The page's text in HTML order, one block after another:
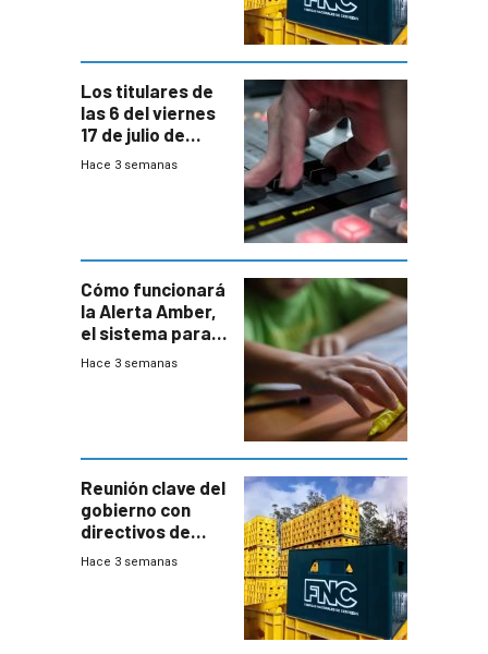
Los titulares de
las 6 del viernes
17 de julio de
2026
Hace 3 semanas
Cómo funcionará
la Alerta Amber,
el sistema para
la búsqueda
Hace 3 semanas
Reunión clave del
gobierno con
directivos de
Fábricas
Hace 3 semanas